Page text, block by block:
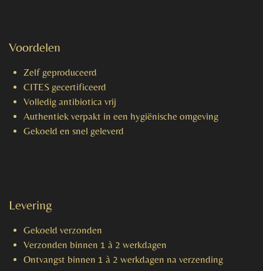
Voordelen
Zelf geproduceerd
CITES gecertificeerd
Volledig antibiotica vrij
Authentiek verpakt in een hygiënische omgeving
Gekoeld en snel geleverd
Levering
Gekoeld verzonden
Verzonden binnen 1 à 2 werkdagen
Ontvangst binnen 1 à 2 werkdagen na verzending